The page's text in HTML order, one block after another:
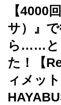
【4000
サ）』
ら……と
た！【
ィメッ